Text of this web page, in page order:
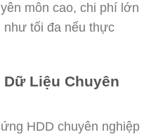
môn cao, chi phí lớn
như tối đa nếu thực
Liệu Chuyên
HDD chuyên nghiệp